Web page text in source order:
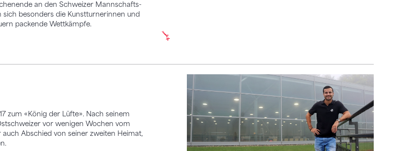
an den Schweizer Mannschafts-
besonders die Kunstturnerinnen und
packende Wettkämpfe.
zum «König der Lüfte». Nach seinem
vor wenigen Wochen vom
Abschied von seiner zweiten Heimat,